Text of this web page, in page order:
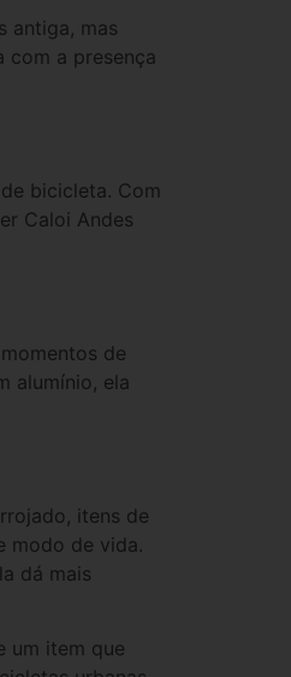
antiga, mas
com a presença
bicicleta. Com
Caloi Andes
de
alumínio, ela
itens de
modo de vida.
dá mais
um item que